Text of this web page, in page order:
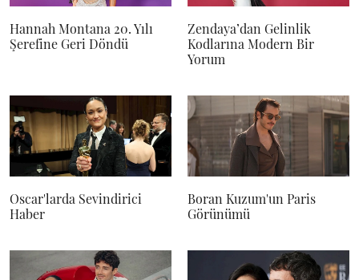
Hannah Montana 20. Yılı
Şerefine Geri Döndü
Zendaya’dan Gelinlik
Kodlarına Modern Bir
Yorum
Oscar'larda Sevindirici
Haber
Boran Kuzum'un Paris
Görünümü